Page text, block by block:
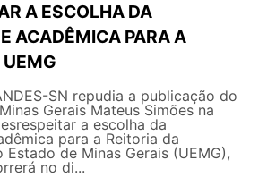
A ESCOLHA DA
ACADÊMICA PARA A
UEMG
SN repudia a publicação do
Gerais Mateus Simões na
a escolha da
para a Reitoria da
Estado de Minas Gerais (UEMG),
no di...